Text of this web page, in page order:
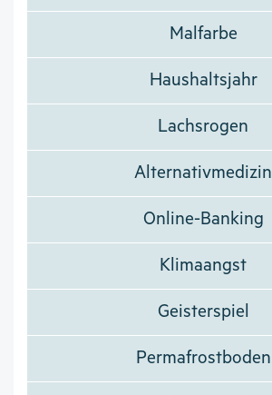
Malfarbe
Haushaltsjahr
Lachsrogen
Alternativmedizin
Online-Banking
Klimaangst
Geisterspiel
Permafrostboden